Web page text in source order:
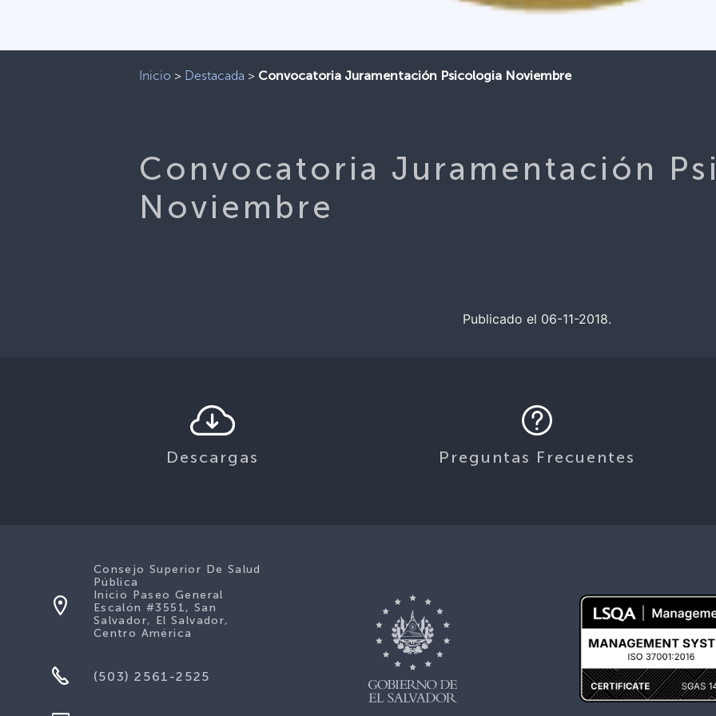
Inicio > Destacada > Convocatoria Juramentación Psicologia Noviembre
Convocatoria Juramentación
Noviembre
Publicado el 06-11-2018.
Descargas Preguntas Frecuentes
Consejo Superior De Salud
Pública
Inicio Paseo General
Escalón #3551, San
Salvador, El Salvador,
Centro América
(503) 2561-2525